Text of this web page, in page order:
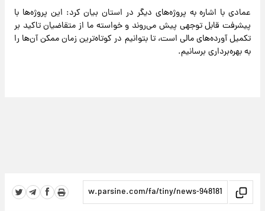
عمادی با اشاره به پروژه‌های دیگر در استان بیان کرد: این پروژه‌ها با
پیشرفت قابل توجهی پیش می‌روند و خواسته ما از متقاضیان تاکید بر
تکمیل آورده‌های مالی است، تا بتوانیم در کوتاه‌ترین زمان ممکن آن‌ها را
به بهره‌برداری برسانیم.